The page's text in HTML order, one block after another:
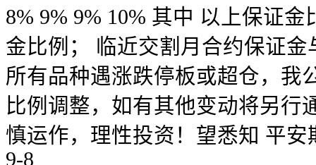
8% 9% 9% 10% 其中 以上保证
金比例； 临近交割月合约保证
所有品种遇涨跌停板或超仓，我
比例调整，如有其他变动将另行
慎运作，理性投资！望悉知 平安
9-8